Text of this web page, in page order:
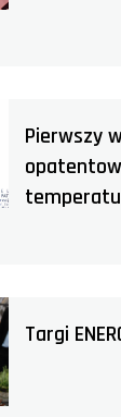
Pierwszy
Targi